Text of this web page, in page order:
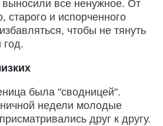
все ненужное. От
старого и испорченного
чтобы не тянуть
была "сводницей".
недели молодые
друг к другу.